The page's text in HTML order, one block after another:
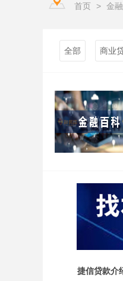
企业
首页 > 金
全部 商业
捷信贷款介